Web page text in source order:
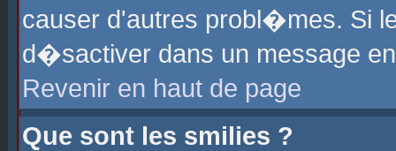
causer d'autres probl�mes. Si
d�sactiver dans un message
Revenir en haut de page
Que sont les smilies ?